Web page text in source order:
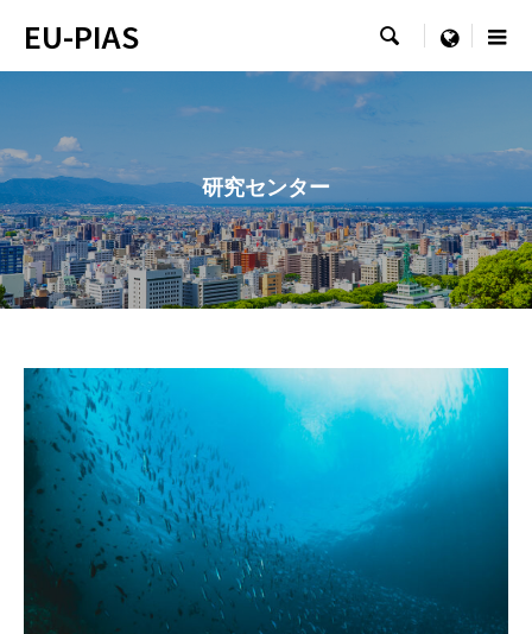
EU-PIAS  menu
研究センター